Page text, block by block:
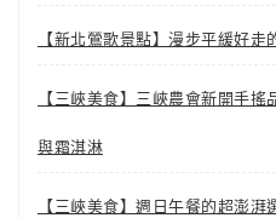
【新北鶯歌景點】漫步平緩好
【三峽美食】三峽農會新開手
與霜淇淋
【三峽美食】週日午餐的超澎